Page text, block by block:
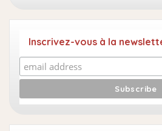
Inscrivez-vous à la